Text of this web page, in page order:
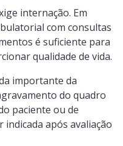
internação. Em
com consultas
é suficiente para
qualidade de vida.
importante da
do quadro
paciente ou de
após avaliação